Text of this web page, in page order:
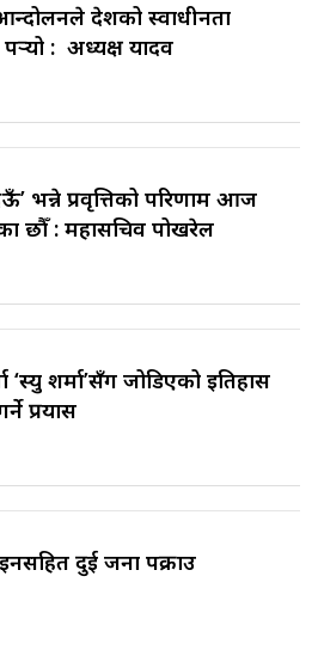
देशको स्वाधीनता
: अध्यक्ष यादव
भन्ने प्रवृत्तिको परिणाम आज
छौँ : महासचिव पोखरेल
‘स्यु शर्मा’सँग जोडिएको इतिहास
प्रयास
दुई जना पक्राउ